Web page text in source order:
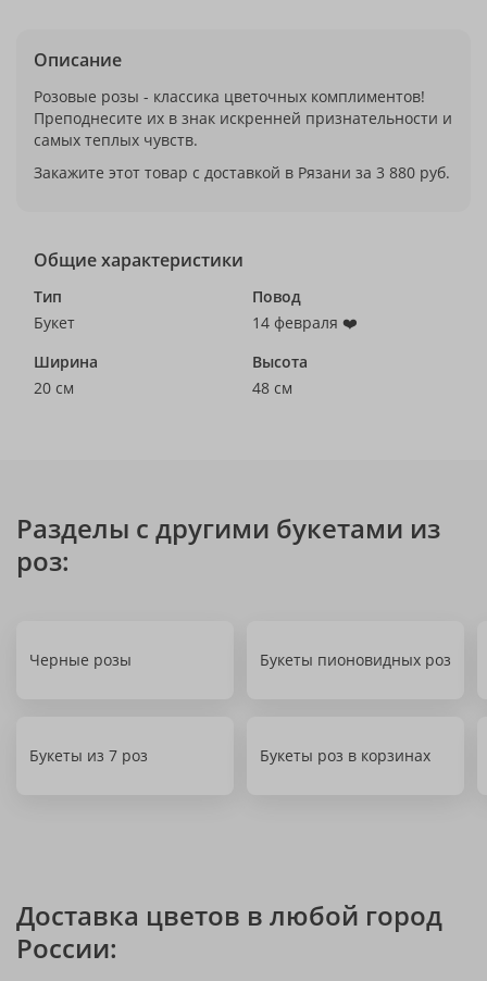
Описание
Розовые розы - классика цветочных комплиментов!
Преподнесите их в знак искренней признательности и
самых теплых чувств.
Закажите этот товар с доставкой в Рязани за 3 880 руб.
Общие характеристики
Тип
Букет
Повод
14 февраля ❤️
Ширина
20 см
Высота
48 см
Разделы с другими букетами из
роз:
Черные розы Букеты пионовидных роз
Букеты из 7 роз Букеты роз в корзинах
Доставка цветов в любой город
России: